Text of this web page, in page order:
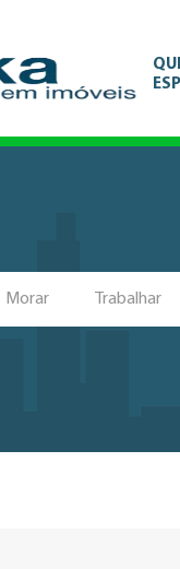
Morar Trabalhar